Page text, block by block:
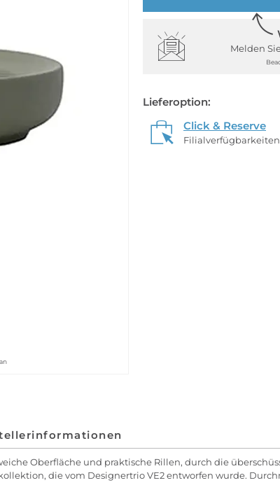
Melden
Lieferoption:
Click & Reserve
Oberfläche und praktische Rillen, durch die
die vom Designertrio VE2 entworfen wurde.